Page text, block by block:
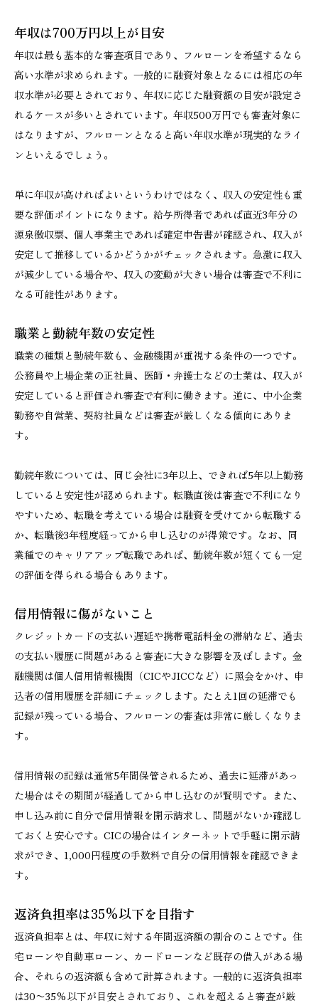
年収は700万円以上が目安
年収は最も基本的な審査項目であり、フルローンを希望するなら
高い水準が求められます。一般的に融資対象となるには相応の年
収水準が必要とされており、年収に応じた融資額の目安が設定さ
れるケースが多いとされています。年収500万円でも審査対象に
はなりますが、フルローンとなると高い年収水準が現実的なライ
ンといえるでしょう。
単に年収が高ければよいというわけではなく、収入の安定性も重
要な評価ポイントになります。給与所得者であれば直近3年分の
源泉徴収票、個人事業主であれば確定申告書が確認され、収入が
安定して推移しているかどうかがチェックされます。急激に収入
が減少している場合や、収入の変動が大きい場合は審査で不利に
なる可能性があります。
職業と勤続年数の安定性
職業の種類と勤続年数も、金融機関が重視する条件の一つです。
公務員や上場企業の正社員、医師・弁護士などの士業は、収入が
安定していると評価され審査で有利に働きます。逆に、中小企業
勤務や自営業、契約社員などは審査が厳しくなる傾向にありま
す。
勤続年数については、同じ会社に3年以上、できれば5年以上勤務
していると安定性が認められます。転職直後は審査で不利になり
やすいため、転職を考えている場合は融資を受けてから転職する
か、転職後3年程度経ってから申し込むのが得策です。なお、同
業種でのキャリアアップ転職であれば、勤続年数が短くても一定
の評価を得られる場合もあります。
信用情報に傷がないこと
クレジットカードの支払い遅延や携帯電話料金の滞納など、過去
の支払い履歴に問題があると審査に大きな影響を及ぼします。金
融機関は個人信用情報機関（CICやJICCなど）に照会をかけ、申
込者の信用履歴を詳細にチェックします。たとえ1回の延滞でも
記録が残っている場合、フルローンの審査は非常に厳しくなりま
す。
信用情報の記録は通常5年間保管されるため、過去に延滞があっ
た場合はその期間が経過してから申し込むのが賢明です。また、
申し込み前に自分で信用情報を開示請求し、問題がないか確認し
ておくと安心です。CICの場合はインターネットで手軽に開示請
求ができ、1,000円程度の手数料で自分の信用情報を確認できま
す。
返済負担率は35%以下を目指す
返済負担率とは、年収に対する年間返済額の割合のことです。住
宅ローンや自動車ローン、カードローンなど既存の借入がある場
合、それらの返済額も含めて計算されます。一般的に返済負担率
は30〜35%以下が目安とされており、これを超えると審査が厳